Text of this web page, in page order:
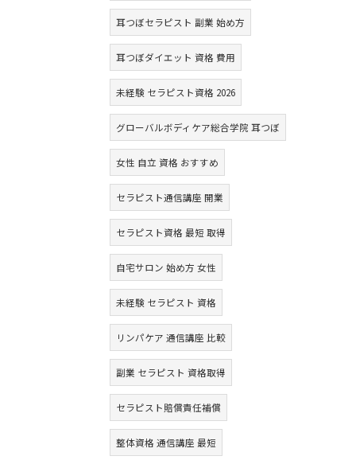
耳つぼセラピスト 副業 始め方
耳つぼダイエット 資格 費用
未経験 セラピスト資格 2026
グローバルボディケア総合学院 耳つぼ
女性 自立 資格 おすすめ
セラピスト通信講座 開業
セラピスト資格 最短 取得
自宅サロン 始め方 女性
未経験 セラピスト 資格
リンパケア 通信講座 比較
副業 セラピスト 資格取得
セラピスト賠償責任補償
整体資格 通信講座 最短